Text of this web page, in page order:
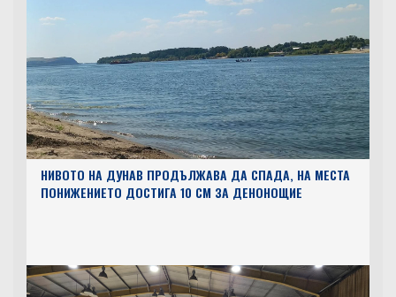
НИВОТО НА ДУНАВ ПРОДЪЛЖАВА ДА СПАДА, НА МЕСТА